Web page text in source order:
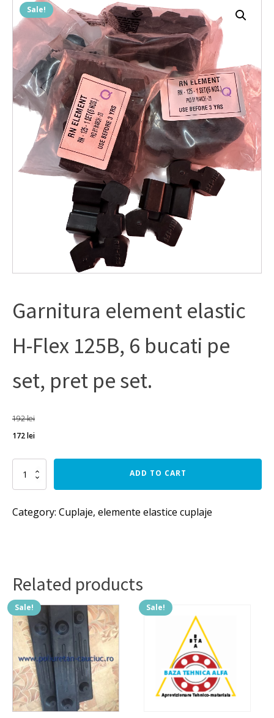
Sale!
Garnitura element elastic
H-Flex 125B, 6 bucati pe
set, pret pe set.
192lei
172lei
Garnitura
element
elastic
Flex
pret
pe
set.
quantity
ADD TO CART
Category: Cuplaje, elemente elastice cuplaje
Related products
Sale! Sale!